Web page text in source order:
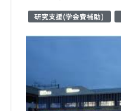
研究支援(学会費補助)